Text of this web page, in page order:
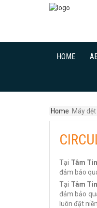
HOME
Home Máy
Tại Tâm
đảm bảo
Tại Tâm
đảm bảo
luôn đặt